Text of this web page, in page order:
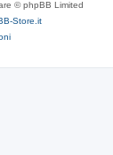
© phpBB Limited
Store.it